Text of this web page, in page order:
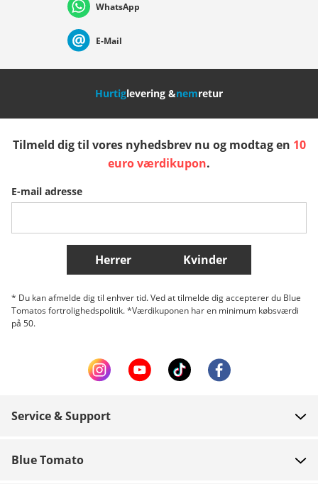
Nederland Italia (Italiano) Italien (Deutsch)
Slovenija
Belgique (Français) Danmark Norge
Flere lande
WhatsApp
E-Mail
Hurtiglevering &nemretur
Tilmeld dig til vores nyhedsbrev nu og modtag en 10
euro værdikupon.
E-mail adresse
Herrer Kvinder
* Du kan afmelde dig til enhver tid. Ved at tilmelde dig accepterer du Blue
Tomatos fortrolighedspolitik. *Værdikuponen har en minimum købsværdi
på 50.
Service & Support
Blue Tomato